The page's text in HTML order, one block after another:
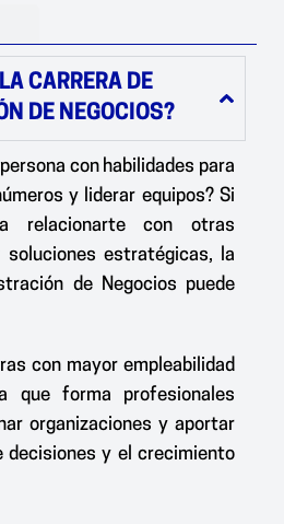
CARRERA DE
DE NEGOCIOS?
con habilidades para
y liderar equipos? Si
relacionarte con otras
soluciones estratégicas, la
de Negocios puede
con mayor empleabilidad
que forma profesionales
organizaciones y aportar
decisiones y el crecimiento